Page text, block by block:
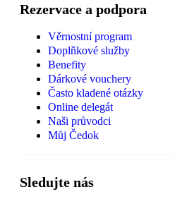
Rezervace a podpora
Věrnostní program
Doplňkové služby
Benefity
Dárkové vouchery
Často kladené otázky
Online delegát
Naši průvodci
Můj Čedok
Sledujte nás